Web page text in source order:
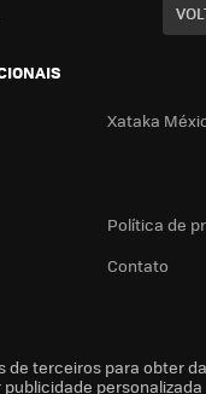
Xataka
Política de
Contato
de terceiros para obter